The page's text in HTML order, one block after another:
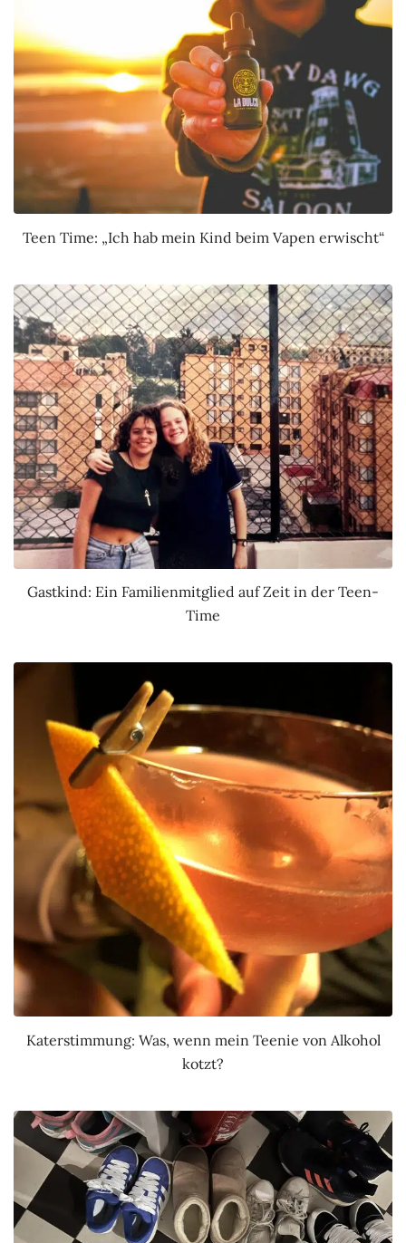
Teen Time: „Ich hab mein Kind beim Vapen erwischt“
Gastkind: Ein Familienmitglied auf Zeit in der Teen-
Time
Katerstimmung: Was, wenn mein Teenie von Alkohol
kotzt?